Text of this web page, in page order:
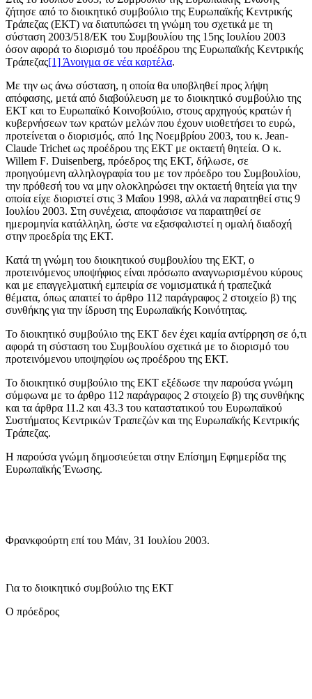
ζήτησε από το διοικητικό συμβούλιο της Ευρωπαϊκής Κεντρικής
Τράπεζας (ΕΚΤ) να διατυπώσει τη γνώμη του σχετικά με τη
σύσταση 2003/518/ΕΚ του Συμβουλίου της 15ης Ιουλίου 2003
όσον αφορά το διορισμό του προέδρου της Ευρωπαϊκής Κεντρικής
Τράπεζας[1] Άνοιγμα σε νέα καρτέλα.
Με την ως άνω σύσταση, η οποία θα υποβληθεί προς λήψη
απόφασης, μετά από διαβούλευση με το διοικητικό συμβούλιο της
ΕΚΤ και το Ευρωπαϊκό Κοινοβούλιο, στους αρχηγούς κρατών ή
κυβερνήσεων των κρατών μελών που έχουν υιοθετήσει το ευρώ,
προτείνεται ο διορισμός, από 1ης Νοεμβρίου 2003, του κ. Jean-
Claude Trichet ως προέδρου της ΕΚΤ με οκταετή θητεία. Ο κ.
Willem F. Duisenberg, πρόεδρος της ΕΚΤ, δήλωσε, σε
προηγούμενη αλληλογραφία του με τον πρόεδρο του Συμβουλίου,
την πρόθεσή του να μην ολοκληρώσει την οκταετή θητεία για την
οποία είχε διοριστεί στις 3 Μαΐου 1998, αλλά να παραιτηθεί στις 9
Ιουλίου 2003. Στη συνέχεια, αποφάσισε να παραιτηθεί σε
ημερομηνία κατάλληλη, ώστε να εξασφαλιστεί η ομαλή διαδοχή
στην προεδρία της ΕΚΤ.
Κατά τη γνώμη του διοικητικού συμβουλίου της ΕΚΤ, ο
προτεινόμενος υποψήφιος είναι πρόσωπο αναγνωρισμένου κύρους
και με επαγγελματική εμπειρία σε νομισματικά ή τραπεζικά
θέματα, όπως απαιτεί το άρθρο 112 παράγραφος 2 στοιχείο β) της
συνθήκης για την ίδρυση της Ευρωπαϊκής Κοινότητας.
Το διοικητικό συμβούλιο της ΕΚΤ δεν έχει καμία αντίρρηση σε ό,τι
αφορά τη σύσταση του Συμβουλίου σχετικά με το διορισμό του
προτεινόμενου υποψηφίου ως προέδρου της ΕΚΤ.
Το διοικητικό συμβούλιο της ΕΚΤ εξέδωσε την παρούσα γνώμη
σύμφωνα με το άρθρο 112 παράγραφος 2 στοιχείο β) της συνθήκης
και τα άρθρα 11.2 και 43.3 του καταστατικού του Ευρωπαϊκού
Συστήματος Κεντρικών Τραπεζών και της Ευρωπαϊκής Κεντρικής
Τράπεζας.
Η παρούσα γνώμη δημοσιεύεται στην Επίσημη Εφημερίδα της
Ευρωπαϊκής Ένωσης.
Φρανκφούρτη επί του Μάιν, 31 Ιουλίου 2003.
Για το διοικητικό συμβούλιο της ΕΚΤ
Ο πρόεδρος